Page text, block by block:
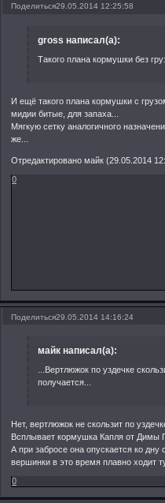
Поделиться29.05.2014 12:25:58
gross написал(а):
Такого плана кормушки без
И ещё такого плана кормушки с
мидии битые, для запаха...
Мягкую сетку аналогичного
же...
Отредактировано майк (29.05.2014
0
Поделиться29.05.2014 14:16:24
майк написал(а):
...Вертлюжок по уздечке
получается...
Нет, вертлюжок не скользит по
Всплывает кормушка Капля от Димы
А при забросе она опускается ко
вершинки в это время плавно ходит
0